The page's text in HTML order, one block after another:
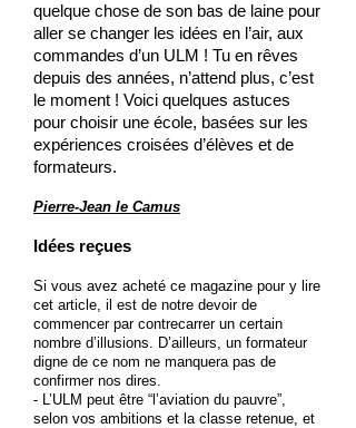
quelque chose de son bas de laine pour
aller se changer les idées en l’air, aux
commandes d’un ULM ! Tu en rêves
depuis des années, n’attend plus, c’est
le moment ! Voici quelques astuces
pour choisir une école, basées sur les
expériences croisées d’élèves et de
formateurs.
Pierre-Jean le Camus
Idées reçues
Si vous avez acheté ce magazine pour y lire
cet article, il est de notre devoir de
commencer par contrecarrer un certain
nombre d’illusions. D’ailleurs, un formateur
digne de ce nom ne manquera pas de
confirmer nos dires.
- L’ULM peut être “l’aviation du pauvre”,
selon vos ambitions et la classe retenue, et